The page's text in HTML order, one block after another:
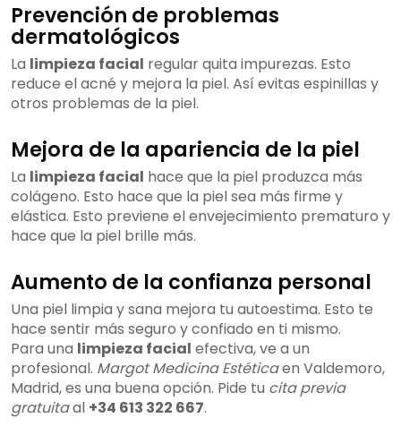
Prevención de problemas
dermatológicos
La limpieza facial regular quita impurezas. Esto
reduce el acné y mejora la piel. Así evitas espinillas y
otros problemas de la piel.
Mejora de la apariencia de la piel
La limpieza facial hace que la piel produzca más
colágeno. Esto hace que la piel sea más firme y
elástica. Esto previene el envejecimiento prematuro y
hace que la piel brille más.
Aumento de la confianza personal
Una piel limpia y sana mejora tu autoestima. Esto te
hace sentir más seguro y confiado en ti mismo.
Para una limpieza facial efectiva, ve a un
profesional. Margot Medicina Estéticaen Valdemoro,
Madrid, es una buena opción. Pide tu cita previa
gratuitaal +34 613 322 667.